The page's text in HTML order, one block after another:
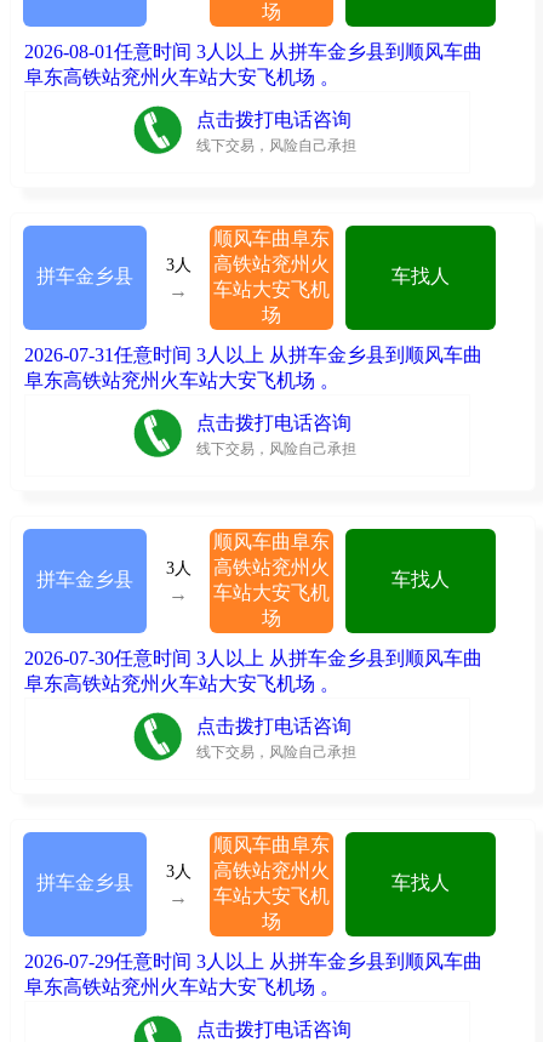
场
2026-08-01任意时间 3人以上 从拼车金乡县到顺风车曲
阜东高铁站兖州火车站大安飞机场 。
点击拨打电话咨询
线下交易，风险自己承担
拼车金乡县
3人
→
顺风车曲阜东
高铁站兖州火
车站大安飞机
场
车找人
2026-07-31任意时间 3人以上 从拼车金乡县到顺风车曲
阜东高铁站兖州火车站大安飞机场 。
点击拨打电话咨询
线下交易，风险自己承担
拼车金乡县
3人
→
顺风车曲阜东
高铁站兖州火
车站大安飞机
场
车找人
2026-07-30任意时间 3人以上 从拼车金乡县到顺风车曲
阜东高铁站兖州火车站大安飞机场 。
点击拨打电话咨询
线下交易，风险自己承担
拼车金乡县
3人
→
顺风车曲阜东
高铁站兖州火
车站大安飞机
场
车找人
2026-07-29任意时间 3人以上 从拼车金乡县到顺风车曲
阜东高铁站兖州火车站大安飞机场 。
点击拨打电话咨询